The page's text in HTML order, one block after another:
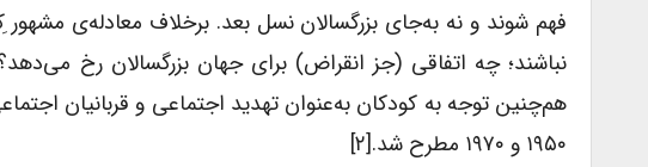
فهم شوند و نه به‌جای بزرگسالان نسل بعد. برخلاف معادله‌ی
هم‌چنین توجه به کودکان به‌عنوان تهدید اجتماعی و قربانیان
۱۹۵۰ و ۱۹۷۰ مطرح شد.[۲]